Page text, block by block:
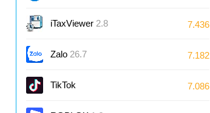
iTaxViewer 2.8 7.436
Zalo 26.7 7.182
TikTok 7.086